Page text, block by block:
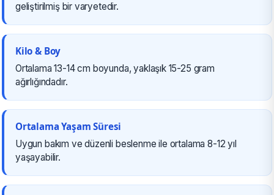
geliştirilmiş bir varyetedir.
Kilo & Boy
Ortalama 13-14 cm boyunda, yaklaşık 15-25 gram
ağırlığındadır.
Ortalama Yaşam Süresi
Uygun bakım ve düzenli beslenme ile ortalama 8-12 yıl
yaşayabilir.